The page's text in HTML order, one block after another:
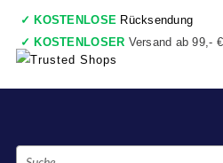
✓ KOSTENLOSE Rücksendung
✓ KOSTENLOSER Versand ab 99,- €
✓ 7 shops , Einkaufswagen
✓Vor 17:00 Uhr bestellt, heute